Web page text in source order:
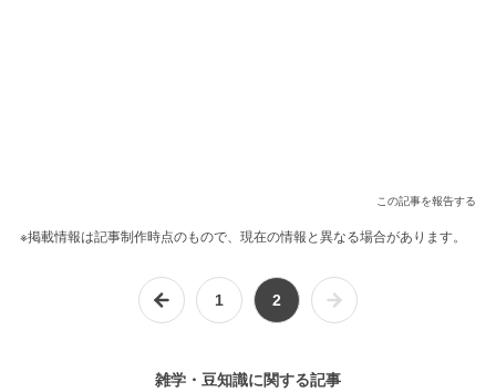
この記事を報告する
※掲載情報は記事制作時点のもので、現在の情報と異なる場合があります。
1 2
雑学・豆知識に関する記事